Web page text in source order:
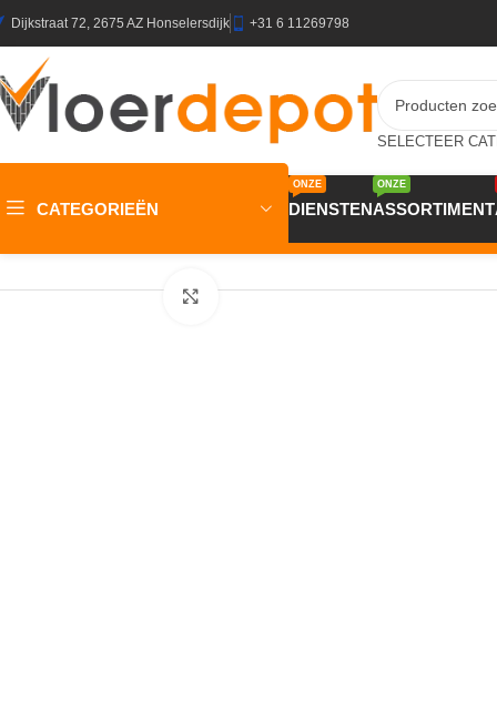
Dijkstraat 72, 2675 AZ Honselersdijk +31 6 11269798
CATEGORIEËN DIENSTEN
ONZE
ASSORTIMENT
ONZE
Plinten/MDF Plinten/MDF JK
Klik om te vergroten